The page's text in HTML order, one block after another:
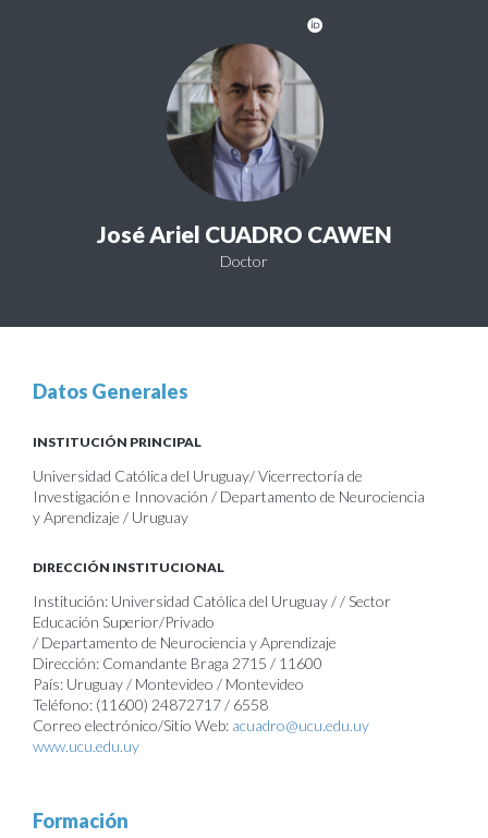
José Ariel CUADRO CAWEN
Doctor
Datos Generales
INSTITUCIÓN PRINCIPAL
Universidad Católica del Uruguay/ Vicerrectoría de
Investigación e Innovación / Departamento de Neurociencia
y Aprendizaje / Uruguay
DIRECCIÓN INSTITUCIONAL
Institución: Universidad Católica del Uruguay / / Sector
Educación Superior/Privado
/ Departamento de Neurociencia y Aprendizaje
Dirección: Comandante Braga 2715 / 11600
País: Uruguay / Montevideo / Montevideo
Teléfono: (11600) 24872717 / 6558
Correo electrónico/Sitio Web: acuadro@ucu.edu.uy
www.ucu.edu.uy
Formación